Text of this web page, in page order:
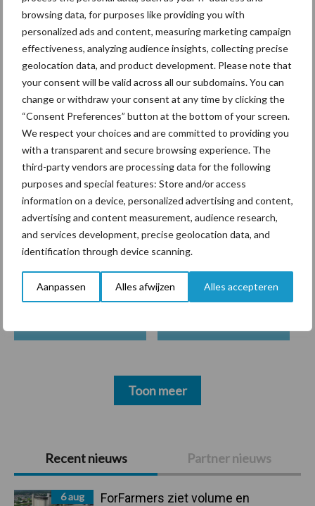
browsing data, for purposes like providing you with
personalized ads and content, measuring marketing campaign
effectiveness, analyzing audience insights, collecting precise
geolocation data, and product development. Please note that
your consent will be valid across all our subdomains. You can
change or withdraw your consent at any time by clicking the
“Consent Preferences” button at the bottom of your screen.
We respect your choices and are committed to providing you
with a transparent and secure browsing experience. The
third-party vendors are processing data for the following
purposes and special features: Store and/or access
information on a device, personalized advertising and content,
advertising and content measurement, audience research,
and services development, precise geolocation data, and
identification through device scanning.
Aanpassen Alles afwijzen Alles accepteren
Primaire
Sidebar
Recent nieuws Partner nieuws
6 aug
ForFarmers ziet volume en
“Vraag naar praktische
hygieneoplossingen is in
Polen groter dan ooit”
Themapagina's
Diergezondheid Bemesting Fokkerij
Mastitis Hittestress
Toon meer